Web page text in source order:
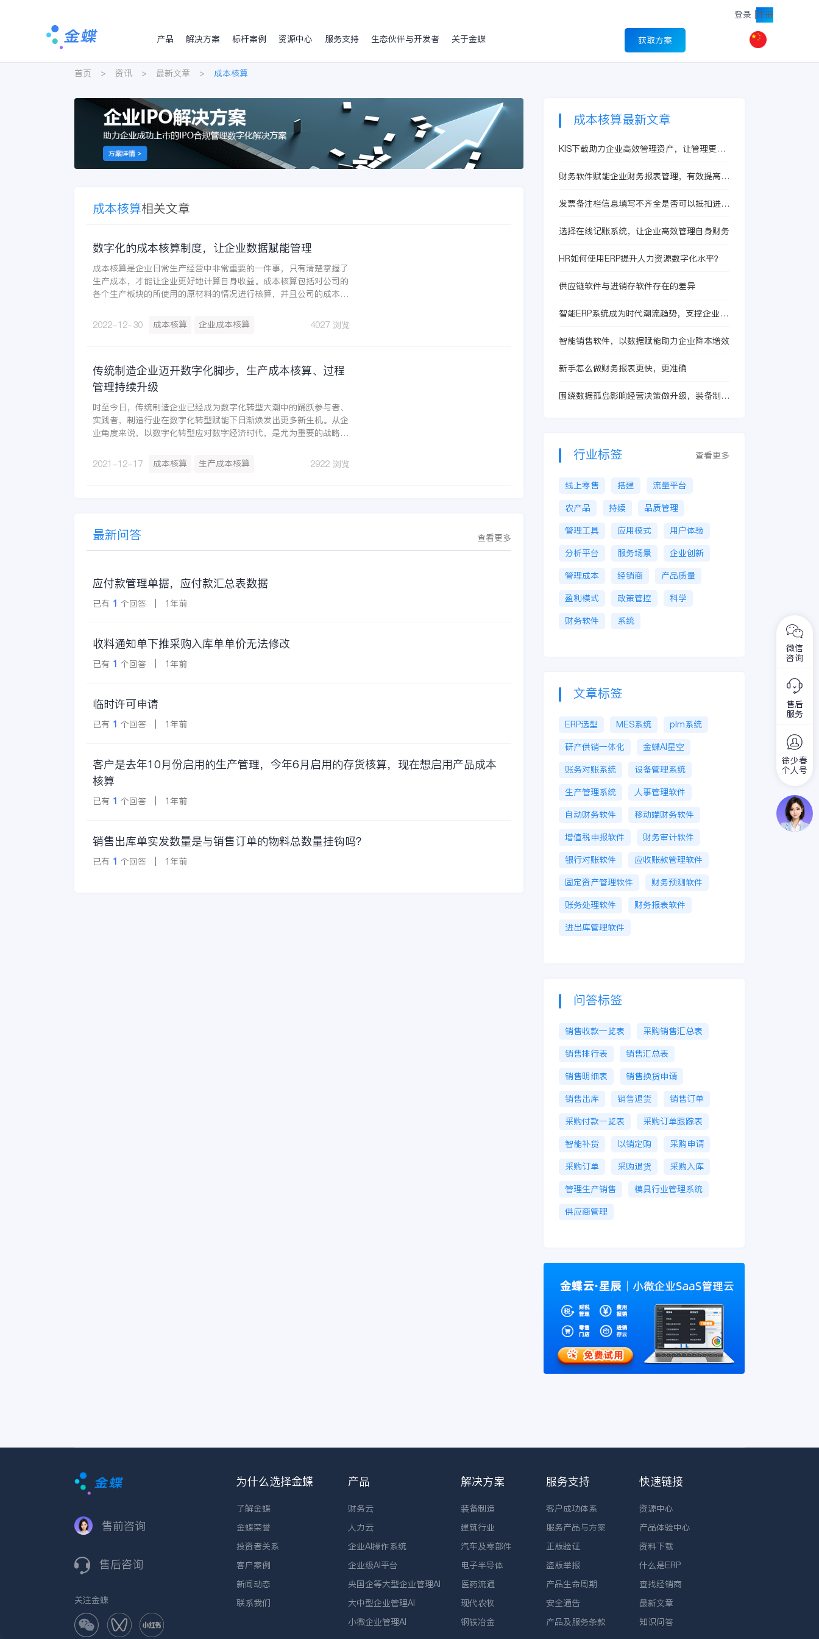
登录 注册
产品
解决方案 标杆案例 资源中心 服务支持 生态伙伴与开发者 关于金蝶 获取方案
首页 > 资讯 > 最新文章 > 成本核算
成本核算相关文章
数字化的成本核算制度，让企业数据赋能管理
成本核算是企业日常生产经营中非常重要的一件事，只有清楚掌握了
生产成本，才能让企业更好地计算自身收益。成本核算包括对公司的
各个生产板块的所使用的原材料的情况进行核算，并且公司的成本核
的水电煤以及工人工资及相关其它的损耗的核算，这些都在属于企业
2022-12-30 成本核算 企业成本核算 4027 浏览
传统制造企业迈开数字化脚步，生产成本核算、过程
管理持续升级
时至今日，传统制造企业已经成为数字化转型大潮中的踊跃参与者、
实践者，制造行业在数字化转型赋能下日渐焕发出更多新生机。从企
业角度来说，以数字化转型应对数字经济时代，是尤为重要的战略选
2021-12-17
成本核算 生产成本核算 2922 浏览
最新问答 查看更多
应付款管理单据，应付款汇总表数据
已有 1 个回答 | 1年前
收料通知单下推采购入库单单价无法修改
已有 1 个回答 | 1年前
临时许可申请
已有 1 个回答 | 1年前
客户是去年10月份启用的生产管理，今年6月启用的存货核算，现在想启用产品成本
核算
已有 1 个回答 | 1年前
销售出库单实发数量是与销售订单的物料总数量挂钩吗？
已有 1 个回答 | 1年前
成本核算最新文章
KIS下载助力企业高效管理资产，让管理更简
财务软件赋能企业财务报表管理，有效提高企
发票备注栏信息填写不齐全是否可以抵扣进项
选择在线记账系统，让企业高效管理自身财务
HR如何使用ERP提升人力资源数字化水平？
供应链软件与进销存软件存在的差异
智能ERP系统成为时代潮流趋势，支撑企业向
智能销售软件，以数据赋能助力企业降本增效
新手怎么做财务报表更快，更准确
围绕数据孤岛影响经营决策做升级，装备制造
行业标签 查看更多
线上零售 搭建
流量平台
农产品
持续
品质管理
管理工具
应用模式
用户体验
分析平台
服务场景
企业创新
管理成本
经销商
产品质量
盈利模式
政策管控
科学
财务软件
系统
文章标签
ERP选型 MES系统
plm系统
研产供销一体化
金蝶AI星空
账务对账系统
设备管理系统
生产管理系统
人事管理软件
自动财务软件
移动端财务软件
增值税申报软件
财务审计软件
银行对账软件
应收账款管理软件
固定资产管理软件
财务预测软件
账务处理软件
财务报表软件
进出库管理软件
问答标签
销售收款一览表
采购销售汇总表
销售排行表
销售汇总表
销售明细表
销售换货申请
销售出库
销售退货
销售订单
采购付款一览表
采购订单跟踪表
智能补货
以销定购
采购申请
采购订单
采购退货
采购入库
管理生产销售
模具行业管理系统
供应商管理
售前咨询
售后咨询
关注金蝶
为什么选择金蝶
了解金蝶
金蝶荣誉
投资者关系
客户案例
新闻动态
联系我们
产品
财务云
人力云
企业AI操作系统
企业级AI平台
央国企等大型企业管理AI
大中型企业管理AI
小微企业管理AI
解决方案
装备制造
建筑行业
汽车及零部件
电子半导体
医药流通
现代农牧
钢铁冶金
服务支持
客户成功体系
服务产品与方案
正版验证
盗版举报
产品生命周期
安全通告
产品及服务条款
快速链接
资源中心
产品体验中心
资料下载
什么是ERP
查找经销商
最新文章
知识问答
微信
咨询
售后
服务
徐少春
个人号